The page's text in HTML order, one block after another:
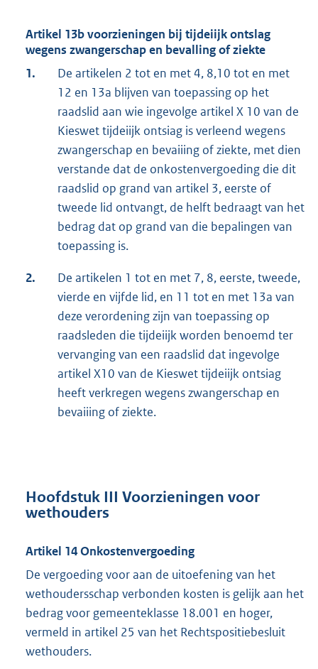
Artikel 13b voorzieningen bij tijdeiijk ontslag
wegens zwangerschap en bevalling of ziekte
1.
De artikelen 2 tot en met 4, 8,10 tot en met
12 en 13a blijven van toepassing op het
raadslid aan wie ingevolge artikel X 10 van de
Kieswet tijdeiijk ontsiag is verleend wegens
zwangerschap en bevaiiing of ziekte, met dien
verstande dat de onkostenvergoeding die dit
raadslid op grand van artikel 3, eerste of
tweede lid ontvangt, de helft bedraagt van het
bedrag dat op grand van die bepalingen van
toepassing is.
2.
De artikelen 1 tot en met 7, 8, eerste, tweede,
vierde en vijfde lid, en 11 tot en met 13a van
deze verordening zijn van toepassing op
raadsleden die tijdeiijk worden benoemd ter
vervanging van een raadslid dat ingevolge
artikel X10 van de Kieswet tijdeiijk ontsiag
heeft verkregen wegens zwangerschap en
bevaiiing of ziekte.
Hoofdstuk III Voorzieningen voor
wethouders
Artikel 14 Onkostenvergoeding
De vergoeding voor aan de uitoefening van het
wethoudersschap verbonden kosten is gelijk aan het
bedrag voor gemeenteklasse 18.001 en hoger,
vermeld in artikel 25 van het Rechtspositiebesluit
wethouders.